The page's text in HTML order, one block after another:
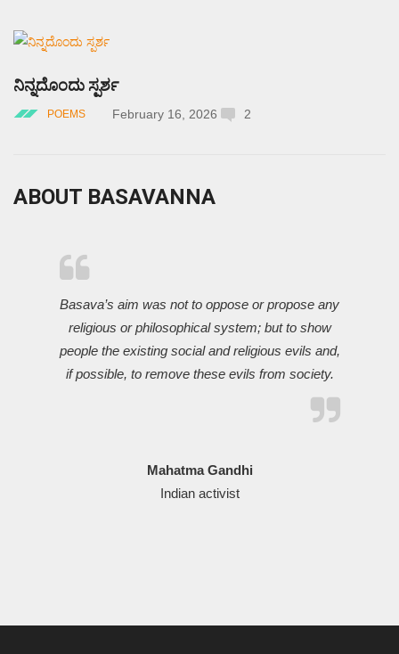
ನಿನ್ನದೊಂದು ಸ್ಪರ್ಶ
POEMS February 16, 2026 2
ABOUT BASAVANNA
Basava’s aim was not to oppose or propose any
religious or philosophical system; but to show
people the existing social and religious evils and,
if possible, to remove these evils from society.
Mahatma Gandhi
Indian activist